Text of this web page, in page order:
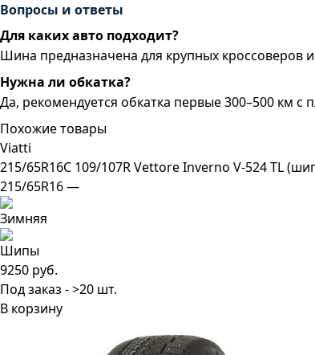
Вопросы и ответы
Для каких авто подходит?
Шина предназначена для крупных кроссоверов
Нужна ли обкатка?
Да, рекомендуется обкатка первые 300–500 км
Похожие товары
Viatti
215/65R16C 109/107R Vettore Inverno V-524 TL
215/65R16 —
9250 руб.
Под заказ - >20 шт.
В корзину